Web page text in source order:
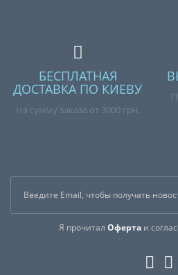
БЕСПЛАТНАЯ
ДОСТАВКА ПО КИЕВУ
На сумму заказа от 3000 грн.
Я прочитал Офертаи